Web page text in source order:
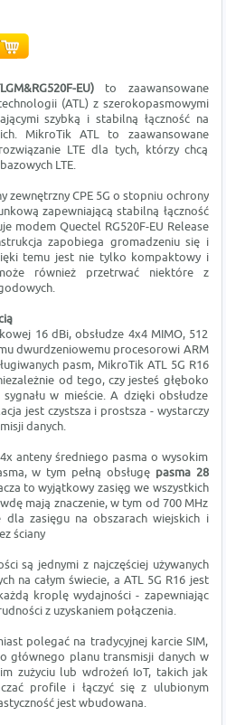
EU) to zaawansowane
(ATL) z szerokopasmowymi
szybką i stabilną łączność na
MikroTik ATL to zaawansowane
LTE dla tych, którzy chcą
LTE.
zewnętrzny CPE 5G o stopniu ochrony
zapewniającą stabilną łączność
modem Quectel RG520F-EU Release
zapobiega gromadzeniu się i
temu jest nie tylko kompaktowy i
również przetrwać niektóre z
16 dBi, obsłudze 4x4 MIMO, 512
dwurdzeniowemu procesorowi ARM
pasm, MikroTik ATL 5G R16
od tego, czy jesteś głęboko
w mieście. A dzięki obsłudze
jest czystsza i prostsza - wystarczy
danych.
anteny średniego pasma o wysokim
w tym pełną obsługę pasma 28
to wyjątkowy zasięg we wszystkich
mają znaczenie, w tym od 700 MHz
zasięgu na obszarach wiejskich i
ściany
są jednymi z najczęściej używanych
na całym świecie, a ATL 5G R16 jest
kroplę wydajności - zapewniając
z uzyskaniem połączenia.
polegać na tradycyjnej karcie SIM,
głównego planu transmisji danych w
zużyciu lub wdrożeń IoT, takich jak
profile i łączyć się z ulubionym
jest wbudowana.